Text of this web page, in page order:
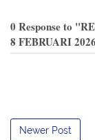
0 Response to
8 FEBRUARI
Newer Post